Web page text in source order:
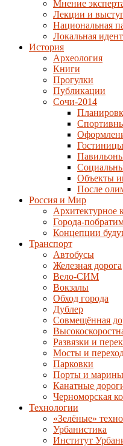
Мнение
Лекции и
Национальная
Локальная
История
Археология
Книги
Прогулки
Публикации
Сочи-2014
Объекты
После
Россия и Мир
Архитектурное
Города-
Концепции
Транспорт
Автобусы
Железная дорога
Вело-СИМ
Вокзалы
Обход города
Дублер
Совмещённая
Развязки и
Мосты и
Парковки
Порты и марины
Канатные
Черноморская
Технологии
«Зелёные»
Урбанистика
Институт